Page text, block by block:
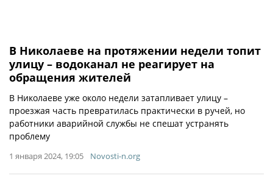
В Николаеве на протяжении недели топит
улицу – водоканал не реагирует на
обращения жителей
В Николаеве уже около недели затапливает улицу –
проезжая часть превратилась практически в ручей, но
работники аварийной службы не спешат устранять
проблему
1 января 2024, 19:05 Novosti-n.org